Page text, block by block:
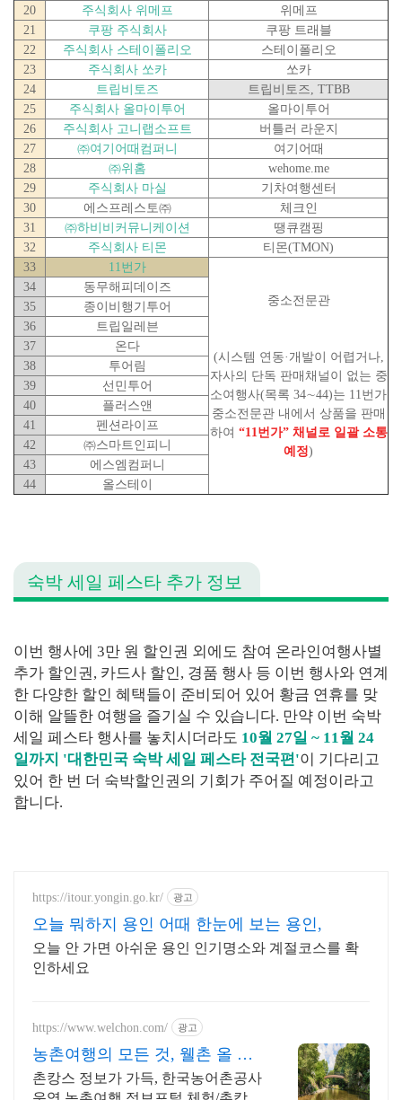
20
주식회사 위메프
위메프
21
쿠팡 주식회사
쿠팡 트래블
22
주식회사 스테이폴리오
스테이폴리오
23
주식회사 쏘카
쏘카
24
트립비토즈 트립비토즈, TTBB
25
주식회사 올마이투어
올마이투어
26
주식회사 고니랩소프트
버틀러 라운지
27
㈜여기어때컴퍼니
여기어때
28
㈜위홈
wehome.me
29
주식회사 마실
기차여행센터
30
에스프레스토㈜
체크인
31
㈜하비비커뮤니케이션
땡큐캠핑
32
주식회사 티몬 티몬(TMON)
33
11번가
중소전문관
(시스템 연동· 개발이 어렵거나,
자사의 단독 판매채널이 없는 중
소여행사(목록 34∼44)는 11번가
중소전문관 내에서 상품을 판매
하여 “11번가” 채널로 일괄 소통
예정)
34
동무해피데이즈
35
종이비행기투어
36
트립일레븐
37
온다
38
투어림
39
선민투어
40
플러스앤
41
펜션라이프
42
㈜스마트인피니
43
에스엠컴퍼니
44
올스테이
숙박 세일 페스타 추가 정보
이번 행사에 3만 원 할인권 외에도 참여 온라인여행사별
추가 할인권, 카드사 할인, 경품 행사 등 이번 행사와 연계
한 다양한 할인 혜택들이 준비되어 있어 황금 연휴를 맞
이해 알뜰한 여행을 즐기실 수 있습니다. 만약 이번 숙박
세일 페스타 행사를 놓치시더라도 10월 27일 ~ 11월 24
일까지 '대한민국 숙박 세일 페스타 전국편'이 기다리고
있어 한 번 더 숙박할인권의 기회가 주어질 예정이라고
합니다.
https://itour.yongin.go.kr/ 광고
오늘 뭐하지 용인 어때 한눈에 보는 용인,
오늘 안 가면 아쉬운 용인 인기명소와 계절코스를 확
인하세요
https://www.welchon.com/ 광고
농촌여행의 모든 것, 웰촌 올 여
름 여행은 농촌으로!
촌캉스 정보가 가득, 한국농어촌공사